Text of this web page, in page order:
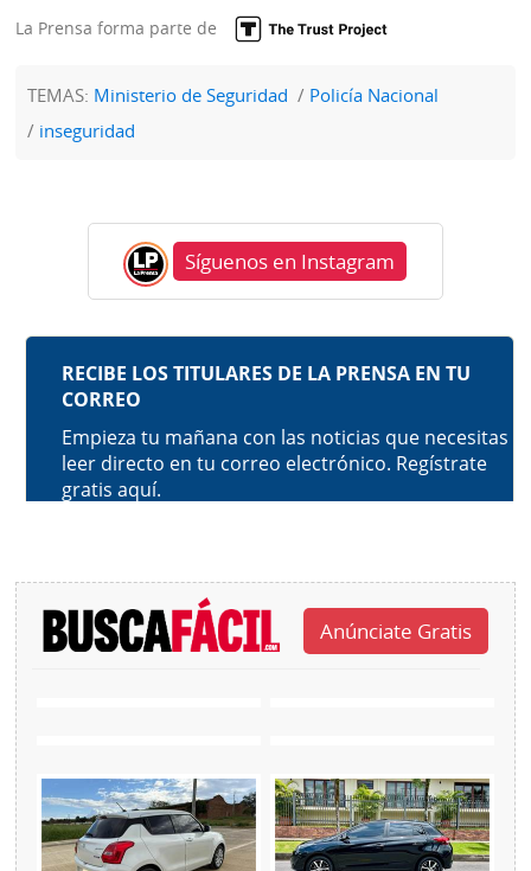
La Prensa forma parte de
TEMAS: Ministerio de Seguridad
Policía Nacional
inseguridad
Síguenos en Instagram